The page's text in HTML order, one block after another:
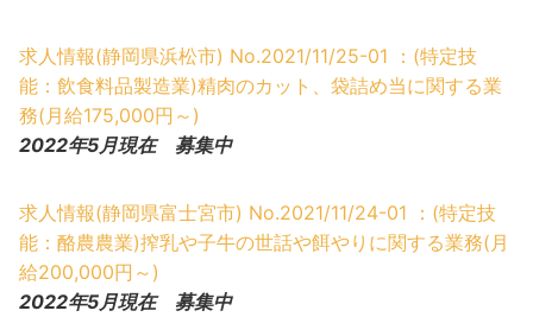
求人情報(静岡県浜松市) No.2021/11/25-01 ：(特定技
能：飲食料品製造業)精肉のカット、袋詰め当に関する業
務(月給175,000円～)
2022年5月現在 募集中
求人情報(静岡県富士宮市) No.2021/11/24-01 ：(特定技
能：酪農農業)搾乳や子牛の世話や餌やりに関する業務(月
給200,000円～)
2022年5月現在 募集中